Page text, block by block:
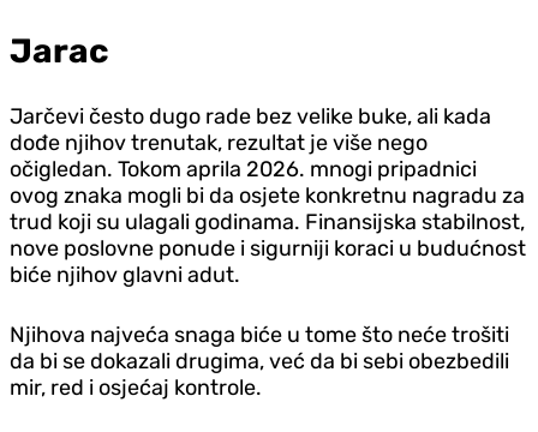
Jarac
Jarčevi često dugo rade bez velike buke, ali kada
dođe njihov trenutak, rezultat je više nego
očigledan. Tokom aprila 2026. mnogi pripadnici
ovog znaka mogli bi da osjete konkretnu nagradu za
trud koji su ulagali godinama. Finansijska stabilnost,
nove poslovne ponude i sigurniji koraci u budućnost
biće njihov glavni adut.
Njihova najveća snaga biće u tome što neće trošiti
da bi se dokazali drugima, već da bi sebi obezbedili
mir, red i osjećaj kontrole.